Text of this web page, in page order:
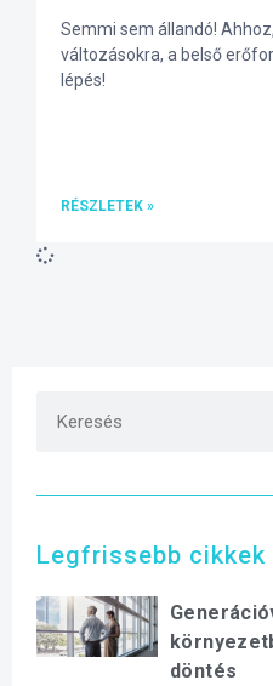
Semmi sem állandó!
változásokra, a belső
lépés!
RÉSZLETEK »
Legfrissebb cikkek
döntés